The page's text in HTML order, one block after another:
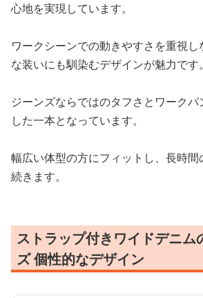
心地を実現しています。
ワークシーンでの動きやすさを重視
な装いにも馴染むデザインが魅力です。
ジーンズならではのタフさとワーク
した一本となっています。
幅広い体型の方にフィットし、長時
続きます。
ストラップ付きワイドデニム
ズ 個性的なデザイン